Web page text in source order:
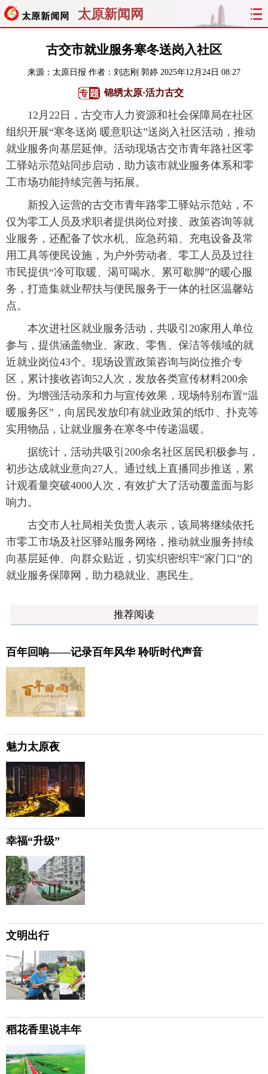
太原新闻网
聚焦 太原
经济 关注 文明 出行
旅游 理财 政务 教育
看天下 晋月读 最太原 网罗民生
古交市就业服务寒冬送岗入社区
来源： 太原日报 作者：刘志刚 郭婷 2025年12月24日 08:27
锦绣太原·活力古交
12月22日，古交市人力资源和社会保障局在社区
组织开展“寒冬送岗 暖意职达”送岗入社区活动，推动
就业服务向基层延伸。活动现场古交市青年路社区零
工驿站示范站同步启动，助力该市就业服务体系和零
工市场功能持续完善与拓展。
新投入运营的古交市青年路零工驿站示范站，不
仅为零工人员及求职者提供岗位对接、政策咨询等就
业服务，还配备了饮水机、应急药箱、充电设备及常
用工具等便民设施，为户外劳动者、零工人员及过往
市民提供“冷可取暖、渴可喝水、累可歇脚”的暖心服
务，打造集就业帮扶与便民服务于一体的社区温馨站
点。
本次进社区就业服务活动，共吸引20家用人单位
参与，提供涵盖物业、家政、零售、保洁等领域的就
近就业岗位43个。现场设置政策咨询与岗位推介专
区，累计接收咨询52人次，发放各类宣传材料200余
份。为增强活动亲和力与宣传效果，现场特别布置“温
暖服务区”，向居民发放印有就业政策的纸巾、扑克等
实用物品，让就业服务在寒冬中传递温暖。
据统计，活动共吸引200余名社区居民积极参与，
初步达成就业意向27人。通过线上直播同步推送，累
计观看量突破4000人次，有效扩大了活动覆盖面与影
响力。
古交市人社局相关负责人表示，该局将继续依托
市零工市场及社区驿站服务网络，推动就业服务持续
向基层延伸、向群众贴近，切实织密织牢“家门口”的
就业服务保障网，助力稳就业、惠民生。
推荐阅读
百年回响——记录百年风华 聆听时代声音
魅力太原夜
幸福“升级”
文明出行
稻花香里说丰年